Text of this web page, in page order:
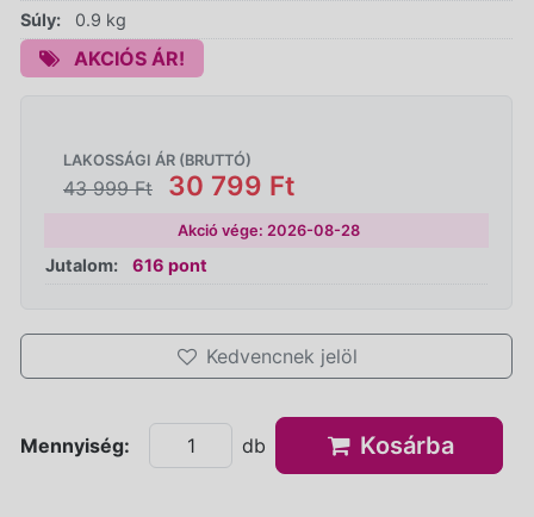
Súly:
0.9 kg
AKCIÓS ÁR!
LAKOSSÁGI ÁR (BRUTTÓ)
43 999 Ft 30 799 Ft
Akció vége: 2026-08-28
Jutalom: 616 pont
Kedvencnek jelöl
Mennyiség: db Kosárba